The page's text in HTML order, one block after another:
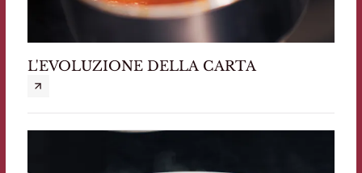
L'EVOLUZIONE DELLA CARTA